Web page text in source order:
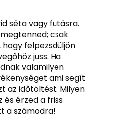
séta vagy futásra.
csak
felpezsdüljön
juss. Ha
valamilyen
ami segít
az időtöltést. Milyen
és érzed a friss
a számodra!